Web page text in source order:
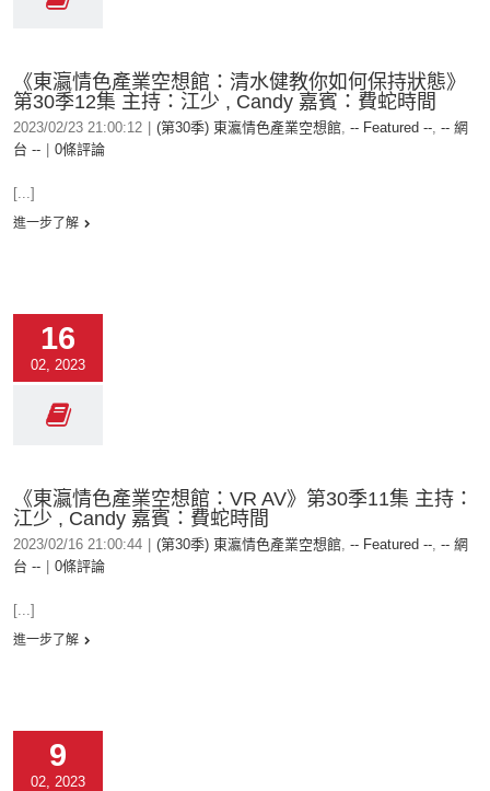
《東瀛情色產業空想館：清水健教你如何保持狀態》
第30季12集 主持：江少 , Candy 嘉賓：費蛇時間
2023/02/23 21:00:12 (第30季) 東瀛情色產業空想館, -- Featured --, -- 網
台 --
0條評論
[...]
進一步了解
16
02, 2023
《東瀛情色產業空想館：VR AV》第30季11集 主持：
江少 , Candy 嘉賓：費蛇時間
2023/02/16 21:00:44 (第30季) 東瀛情色產業空想館, -- Featured --, -- 網
台 --
0條評論
[...]
進一步了解
9
02, 2023